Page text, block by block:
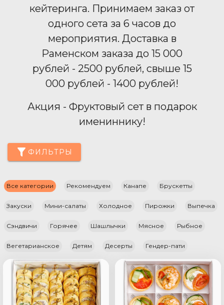
кейтеринга. Принимаем заказ от
одного сета за 6 часов до
мероприятия. Доставка в
Раменском заказа до 15 000
рублей - 2500 рублей, свыше 15
000 рублей - 1400 рублей!
Акция - Фруктовый сет в подарок
имениннику!
ФИЛЬТРЫ
Все категории Рекомендуем Канапе Брускетты
Закуски Мини-салаты Холодное Пирожки Выпечка
Сэндвичи Горячее Шашлычки Мясное Рыбное
Вегетарианское Детям Десерты Гендер-пати